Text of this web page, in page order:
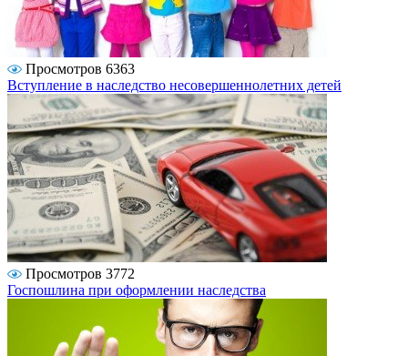
Просмотров 6363
Вступление в наследство несовершеннолетних детей
Просмотров 3772
Госпошлина при оформлении наследства